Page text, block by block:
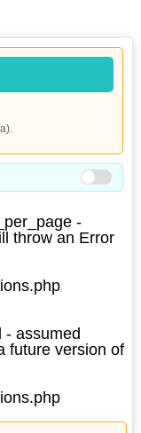
-
throw an Error
- assumed
future version of